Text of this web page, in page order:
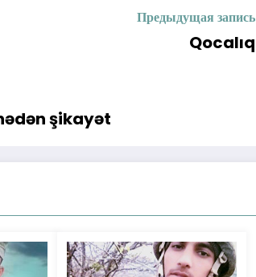
Предыдущая запись
Qocalıq
şikayət